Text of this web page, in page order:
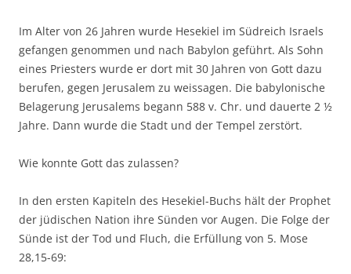
Im Alter von 26 Jahren wurde Hesekiel im Südreich Israels
gefangen genommen und nach Babylon geführt. Als Sohn
eines Priesters wurde er dort mit 30 Jahren von Gott dazu
berufen, gegen Jerusalem zu weissagen. Die babylonische
Belagerung Jerusalems begann 588 v. Chr. und dauerte 2 ½
Jahre. Dann wurde die Stadt und der Tempel zerstört.
Wie konnte Gott das zulassen?
In den ersten Kapiteln des Hesekiel-Buchs hält der Prophet
der jüdischen Nation ihre Sünden vor Augen. Die Folge der
Sünde ist der Tod und Fluch, die Erfüllung von 5. Mose
28,15-69: